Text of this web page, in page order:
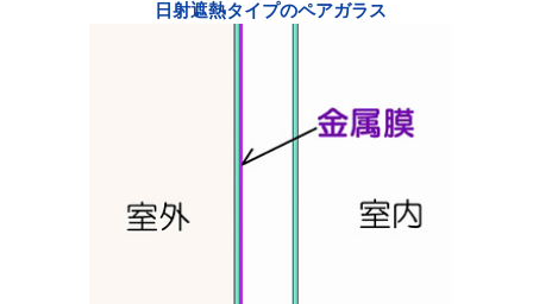
日射遮熱タイプのペアガラス